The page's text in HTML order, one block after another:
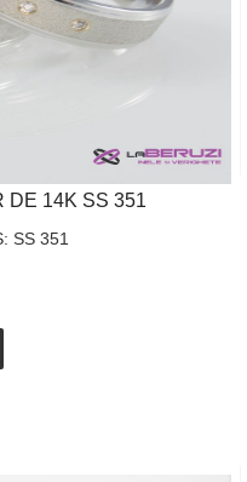
DE 14K SS 351
SS 351